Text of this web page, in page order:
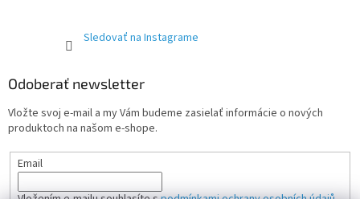
Sledovať na Instagrame
Odoberať newsletter
Vložte svoj e-mail a my Vám budeme zasielať informácie o nových
produktoch na našom e-shope.
Email